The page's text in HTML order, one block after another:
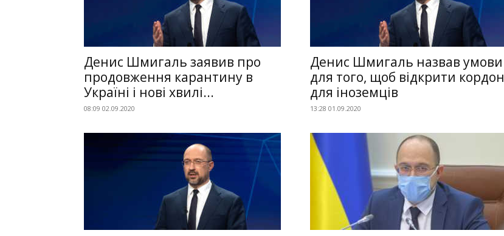
Денис Шмигаль заявив про
продовження карантину в
Україні і нові хвилі...
08:09 02.09.2020
Денис Шмигаль назвав умови
для того, щоб відкрити кордон
для іноземців
13:28 01.09.2020